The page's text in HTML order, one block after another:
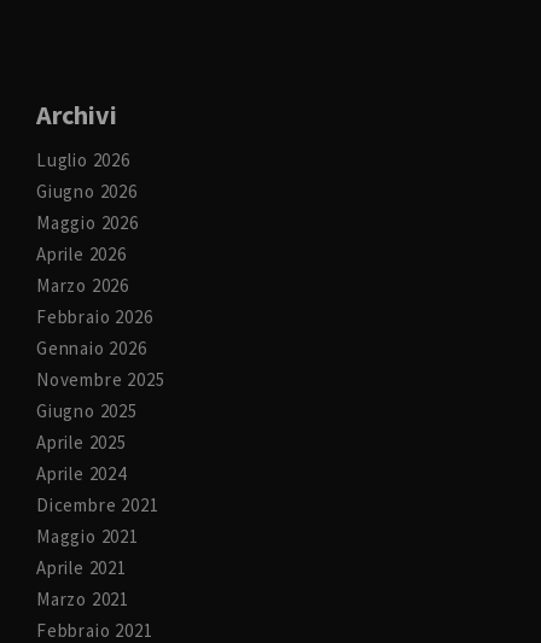
Archivi
Luglio 2026
Giugno 2026
Maggio 2026
Aprile 2026
Marzo 2026
Febbraio 2026
Gennaio 2026
Novembre 2025
Giugno 2025
Aprile 2025
Aprile 2024
Dicembre 2021
Maggio 2021
Aprile 2021
Marzo 2021
Febbraio 2021